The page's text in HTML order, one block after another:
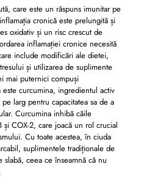
care este un răspuns imunitar pe
cronică este prelungită și
oxidativ și un risc crescut de
inflamației cronice necesită
include modificări ale dietei,
și utilizarea de suplimente
mai puternici compuși
curcumina, ingredientul activ
larg pentru capacitatea sa de a
Curcumina inhibă căile
COX-2, care joacă un rol crucial
Cu toate acestea, în ciuda
suplimentele tradiționale de
ceea ce înseamnă că nu